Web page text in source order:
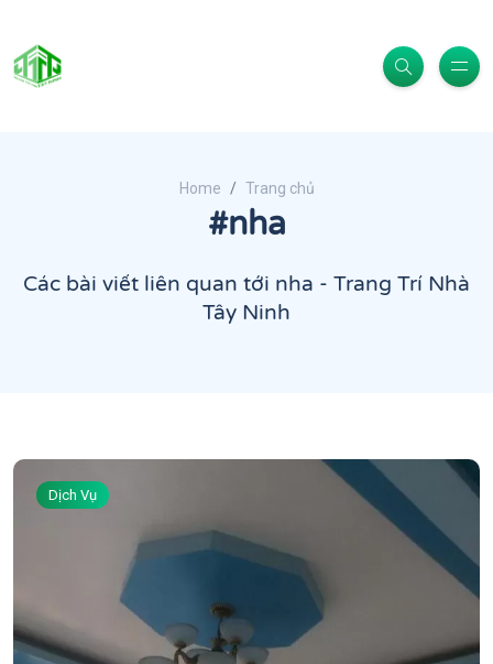
Home Trang chủ
#nha
Các bài viết liên quan tới nha - Trang Trí Nhà
Tây Ninh
Dịch Vụ